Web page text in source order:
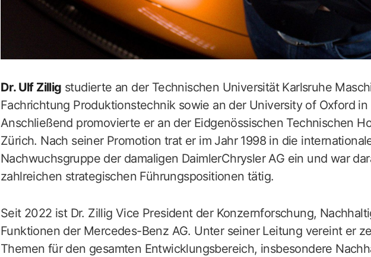
Dr. Ulf Zillig studierte an der Technischen Universität Karlsruhe
Fachrichtung Produktionstechnik sowie an der University of Oxford in
Anschließend promovierte er an der Eidgenössischen Technischen
Zürich. Nach seiner Promotion trat er im Jahr 1998 in die
Nachwuchsgruppe der damaligen DaimlerChrysler AG ein und war
zahlreichen strategischen Führungspositionen tätig.
Seit 2022 ist Dr. Zillig Vice President der Konzernforschung,
Funktionen der Mercedes-Benz AG. Unter seiner Leitung vereint er
Themen für den gesamten Entwicklungsbereich, insbesondere